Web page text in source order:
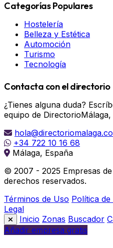
Categorías Populares
Hostelería
Belleza y Estética
Automoción
Turismo
Tecnología
Contacta con el directorio
¿Tienes alguna duda?
equipo de
+34 722 10 16 68
Málaga, España
© 2007 - 2025 Empresas
derechos reservados.
Términos de Uso Política
Legal
Inicio Zonas Buscador
Añadir empresa gratis